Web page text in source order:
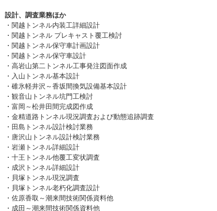
設計、調査業務ほか
・関越トンネル内装工詳細設計
・関越トンネル プレキャスト覆工検討
・関越トンネル保守車計画設計
・関越トンネル保守車設計
・高岩山第二トンネル工事発注図面作成
・入山トンネル基本設計
・碓氷軽井沢～香坂間換気設備基本設計
・観音山トンネル坑門工検討
・富岡～松井田間完成図作成
・金精道路トンネル現況調査および動態追跡調査
・田島トンネル設計検討業務
・唐沢山トンネル設計検討業務
・岩瀬トンネル詳細設計
・十王トンネル他覆工変状調査
・成沢トンネル詳細設計
・貝塚トンネル現況調査
・貝塚トンネル老朽化調査設計
・佐原香取～潮来間技術関係資料他
・成田～潮来間技術関係資料他